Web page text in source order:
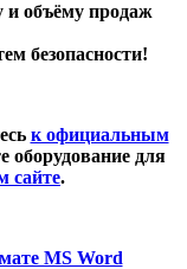
и объёму продаж
безопасности!
к официальным
оборудование для
сайте.
MS Word